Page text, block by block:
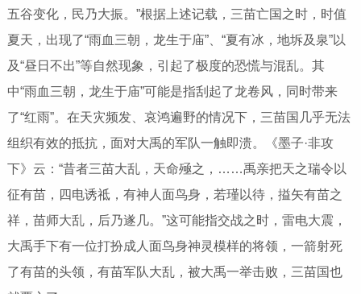
五谷变化，民乃大振。”根据上述记载，三苗亡国之时，时值
夏天，出现了“雨血三朝，龙生于庙”、“夏有冰，地坼及泉”以
及“昼日不出”等自然现象，引起了极度的恐慌与混乱。其
中“雨血三朝，龙生于庙”可能是指刮起了龙卷风，同时带来
了“红雨”。在天灾频发、哀鸿遍野的情况下，三苗国几乎无法
组织有效的抵抗，面对大禹的军队一触即溃。《墨子·非攻
下》云：“昔者三苗大乱，天命殛之，……禹亲把天之瑞令以
征有苗，四电诱祗，有神人面鸟身，若瑾以待，搤矢有苗之
祥，苗师大乱，后乃遂几。”这可能指交战之时，雷电大震，
大禹手下有一位打扮成人面鸟身神灵模样的将领，一箭射死
了有苗的头领，有苗军队大乱，被大禹一举击败，三苗国也